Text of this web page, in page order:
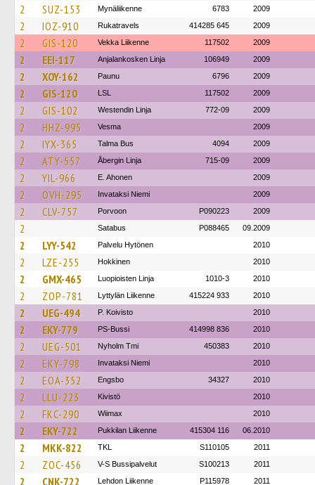
2 SUZ-153 Mynäliikenne 6783 2009
2 IOZ-910 Rukatravels 414285 645 2009
2 GIS-120 Vekka Liikenne 117502 2009
2 EEI-117 Anjalankosken Linja 106949 2009
2 XOY-162 Paunu 6796 2009
2 GIS-120 LSL 117502 2009
2 GIS-102 Westendin Linja 772-09 2009
2 HHZ-995 Vesma 2009
2 IYX-365 Talma Bus 4094 2009
2 ATY-557 Åbergin Linja 715-09 2009
2 YIL-966 E. Ahonen 2009
2 OVH-295 Invataksi Niemi 2009
2 CLV-757 Porvoon P090223 2009
2 Satabus P088465 09.2009
2 LYY-542 Palvelu Hytönen 2010
2 LZE-255 Hokkinen 2010
2 GMX-465 Luopioisten Linja 1010-3 2010
2 ZOP-781 Lyttylän Liikenne 415224 933 2010
2 UEG-494 P. Koivisto 2010
2 EKY-779 PS-Bussi 414998 836 2010
2 UEG-501 Nyholm Tmi 450383 2010
2 EKY-798 Invataksi Niemi 2010
2 EOA-352 Engsbo 34327 2010
2 LLU-223 Kivistö 2010
2 FKC-290 Wiimax 2010
2 EKY-722 Pukkilan Liikenne 415304 116 06.2010
2 MKK-822 TKL S110105 2011
2 ZOC-456 V-S Bussipalvelut S100213 2011
2 CNK-722 Lehdon Liikenne P115978 2011